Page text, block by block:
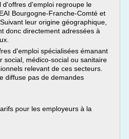
d'offres d'emploi regroupe le
Bourgogne-Franche-Comté et
leur origine géographique,
donc directement adressées à
d'emploi spécialisées émanant
social, médico-social ou sanitaire
relevant de ces secteurs.
diffuse pas de demandes
pour les employeurs à la